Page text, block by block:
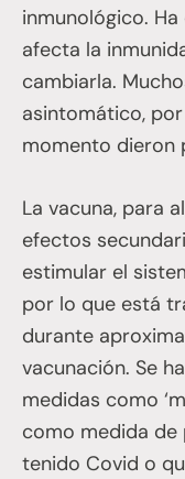
inmunológico.
afecta la
cambiarla.
asintomático,
momento dieron
La vacuna, para
efectos
estimular el
por lo que está
durante
vacunación. Se
medidas como
como medida de
tenido Covid o